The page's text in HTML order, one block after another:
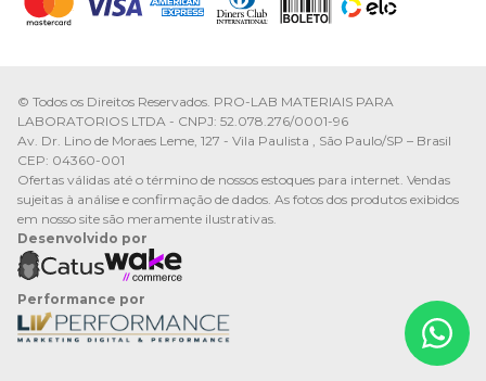
© Todos os Direitos Reservados. PRO-LAB MATERIAIS PARA
LABORATORIOS LTDA - CNPJ: 52.078.276/0001-96
Av. Dr. Lino de Moraes Leme, 127 - Vila Paulista , São Paulo/SP – Brasil
CEP: 04360-001
Ofertas válidas até o término de nossos estoques para internet. Vendas
sujeitas à análise e confirmação de dados. As fotos dos produtos exibidos
em nosso site são meramente ilustrativas.
Desenvolvido por
Performance por